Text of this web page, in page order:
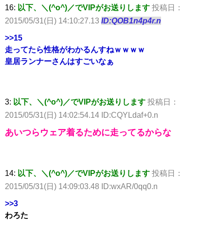
16: 以下、＼(^o^)／でVIPがお送りします 投稿日：
2015/05/31(日) 14:10:27.13 ID:QOB1n4p4r.n
>>15
走ってたら性格がわかるんすねｗｗｗｗ
皇居ランナーさんはすごいなぁ
3: 以下、＼(^o^)／でVIPがお送りします 投稿日：
2015/05/31(日) 14:02:54.14 ID:CQYLdaf+0.n
あいつらウェア着るために走ってるからな
14: 以下、＼(^o^)／でVIPがお送りします 投稿日：
2015/05/31(日) 14:09:03.48 ID:wxAR/0qq0.n
>>3
わろた